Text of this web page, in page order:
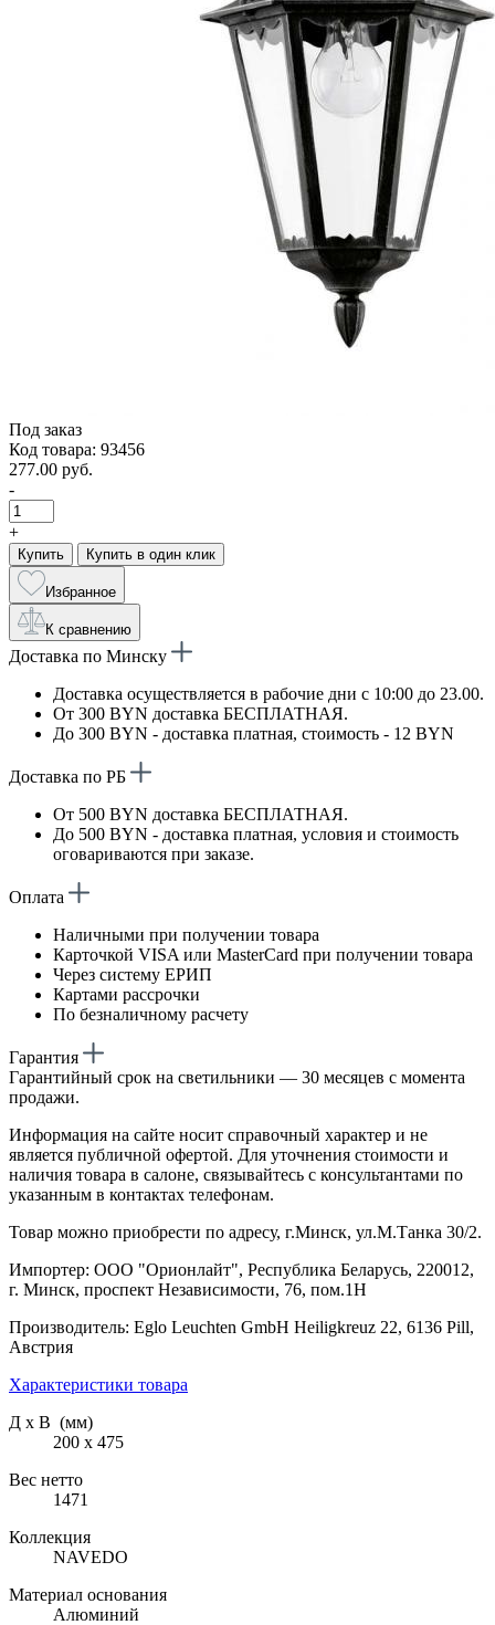
Под заказ
Код товара: 93456
277.00 руб.
-
+
Купить Купить в один клик
Избранное
К сравнению
Доставка по Минску
Доставка осуществляется в рабочие дни с 10:00 до 23.00.
От 300 BYN доставка БЕСПЛАТНАЯ.
До 300 BYN - доставка платная, стоимость - 12 BYN
Доставка по РБ
От 500 BYN доставка БЕСПЛАТНАЯ.
До 500 BYN - доставка платная, условия и стоимость
оговариваются при заказе.
Оплата
Наличными при получении товара
Карточкой VISA или MasterCard при получении товара
Через систему ЕРИП
Картами рассрочки
По безналичному расчету
Гарантия
Гарантийный срок на светильники — 30 месяцев с момента
продажи.
Информация на сайте носит справочный характер и не
является публичной офертой. Для уточнения стоимости и
наличия товара в салоне, связывайтесь с консультантами по
указанным в контактах телефонам.
Товар можно приобрести по адресу, г.Минск, ул.М.Танка 30/2.
Импортер: ООО "Орионлайт", Республика Беларусь, 220012,
г. Минск, проспект Независимости, 76, пом.1Н
Производитель: Eglo Leuchten GmbH Heiligkreuz 22, 6136 Pill,
Австрия
Характеристики товара
Д х В (мм)
200 х 475
Вес нетто
1471
Коллекция
NAVEDO
Материал основания
Алюминий